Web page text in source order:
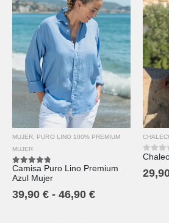
MUJER
PURO LINO 100% PREMIUM
MUJER
4.67 out of 5
Camisa Puro Lino Premium
Azul Mujer
39,90 € - 46,90 €
0out